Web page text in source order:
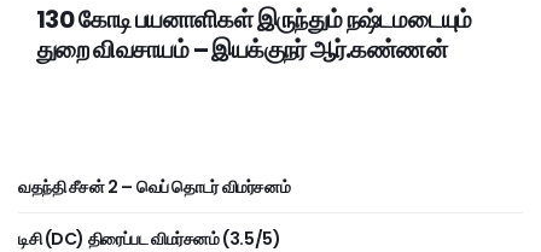
130 கோடி பயனாளிகள் இருந்தும் நஷ்டமடையும்
துறை விவசாயம் – இயக்குநர் ஆர்.கண்ணன்
வதந்தி சீசன் 2 – வெப் தொடர் விமர்சனம்
டிசி (DC) திரைப்பட விமர்சனம் (3.5/5)